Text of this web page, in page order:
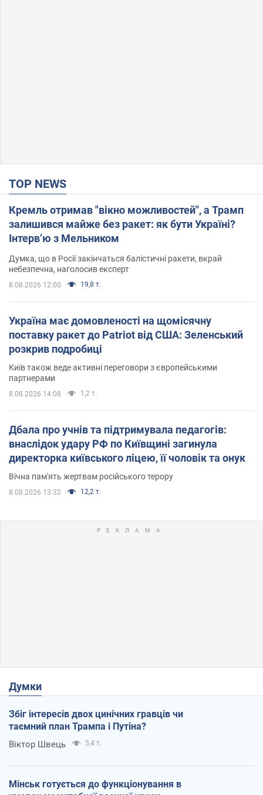
TOP NEWS
Кремль отримав "вікно можливостей", а Трамп
залишився майже без ракет: як бути Україні?
Інтерв’ю з Мельником
Думка, що в Росії закінчаться балістичні ракети, вкрай
небезпечна, наголосив експерт
8.08.2026 12:00 19,8 т.
Україна має домовленості на щомісячну
поставку ракет до Patriot від США: Зеленський
розкрив подробиці
Київ також веде активні переговори з європейськими
партнерами
8.08.2026 14:08 1,2 т.
Дбала про учнів та підтримувала педагогів:
внаслідок удару РФ по Київщині загинула
директорка київського ліцею, її чоловік та онук
Вічна пам'ять жертвам російського терору
8.08.2026 13:32 12,2 т.
Думки
Збіг інтересів двох цинічних гравців чи
таємний план Трампа і Путіна?
Віктор Швець 5,4 т.
Мінськ готується до функціонування в